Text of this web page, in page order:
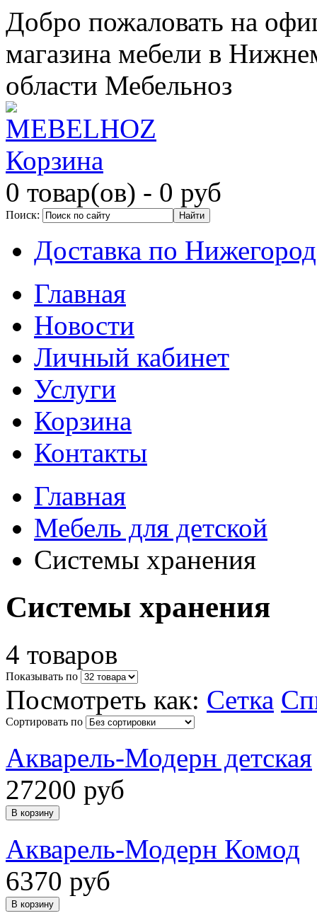
Добро пожаловать на
магазина мебели в
области Мебельноз
Корзина
0 товар(ов) - 0 руб
Поиск:
Доставка по
Главная
Новости
Личный кабинет
Услуги
Корзина
Контакты
Главная
Мебель для детской
Системы хранения
Системы хранения
4 товаров
Показывать по
Посмотреть как: Сетка
Сортировать по
Акварель-Модерн детская
27200 руб
Акварель-Модерн Комод
6370 руб